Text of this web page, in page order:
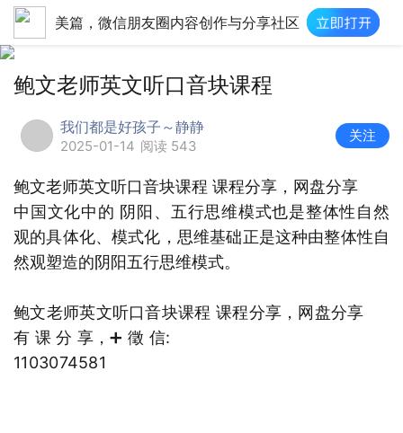
美篇，微信朋友圈内容创作与分享社区
鲍文老师英文听口音块课程
我们都是好孩子～静静
2025-01-14 阅读 543
关注
鲍文老师英文听口音块课程 课程分享，网盘分享
中国文化中的 阴阳、五行思维模式也是整体性自然
观的具体化、模式化，思维基础正是这种由整体性自
然观塑造的阴阳五行思维模式。
鲍文老师英文听口音块课程 课程分享，网盘分享
有 课 分 享，➕ 徵 信:
1103074581